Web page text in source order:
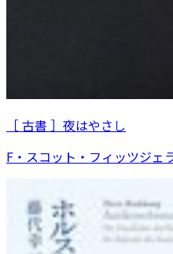
［ 古書 ］夜はやさし
F・スコット・フィッツジェ